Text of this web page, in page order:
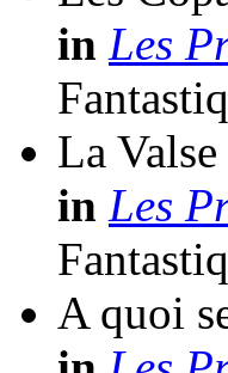
in Les
La
in Les
A quoi